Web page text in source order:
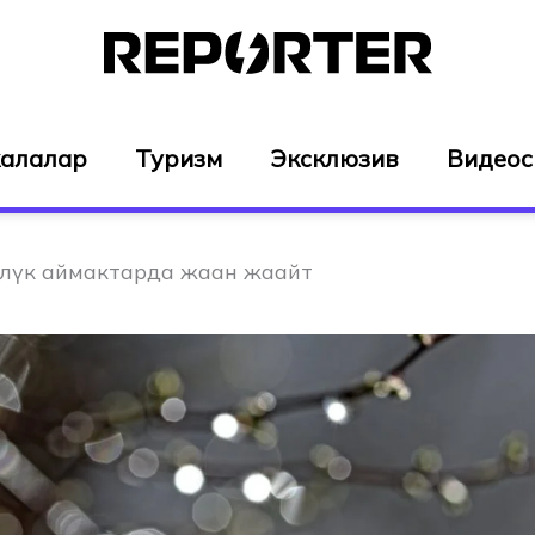
Туризм Эксклюзив
аймактарда жаан жаайт